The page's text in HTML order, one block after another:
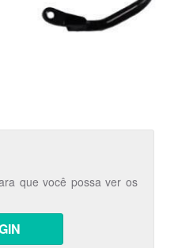
que você possa ver os